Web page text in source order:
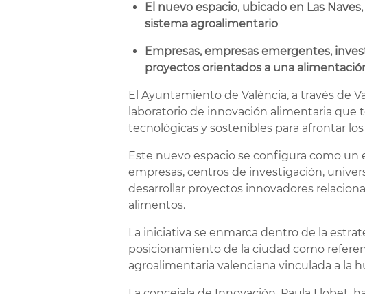
El nuevo espacio, ubicado en Las
sistema agroalimentario
Empresas, empresas emergentes,
proyectos orientados a una
El Ayuntamiento de València, a través de
laboratorio de innovación alimentaria que
tecnológicas y sostenibles para afrontar
Este nuevo espacio se configura como
empresas, centros de investigación,
desarrollar proyectos innovadores
alimentos.
La iniciativa se enmarca dentro de la
posicionamiento de la ciudad como
agroalimentaria valenciana vinculada a la